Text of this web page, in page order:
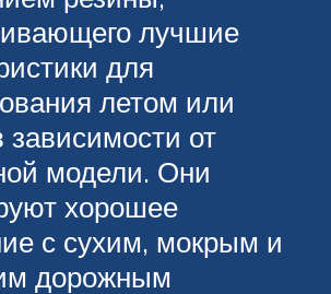
лучшие
для
летом или
зависимости от
модели. Они
хорошее
с сухим, мокрым и
дорожным